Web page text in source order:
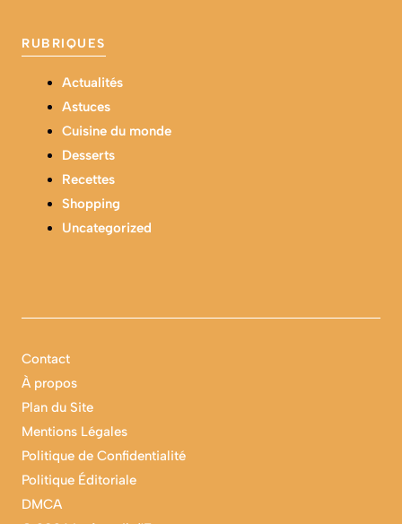
RUBRIQUES
Actualités
Astuces
Cuisine du monde
Desserts
Recettes
Shopping
Uncategorized
Contact
À propos
Plan du Site
Mentions Légales
Politique de Confidentialité
Politique Éditoriale
DMCA